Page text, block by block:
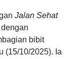
Jalan Sehat
bibit
(15/10/2025). Ia